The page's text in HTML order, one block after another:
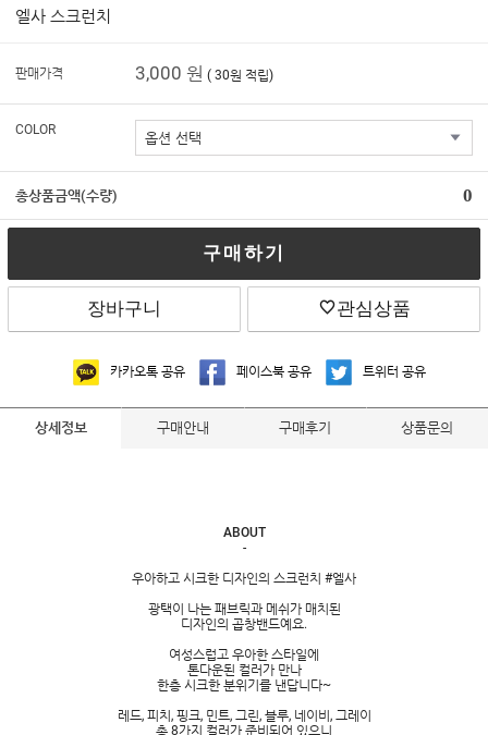
엘사 스크런치
판매가격 3,000 원 ( 30원 적립)
COLOR
총상품금액(수량) 0
구매하기
장바구니 관심상품
카카오톡 공유 페이스북 공유 트위터 공유
상세정보 구매안내 구매후기 상품문의
ABOUT
-
우아하고 시크한 디자인의 스크런치 #엘사
광택이 나는 패브릭과 메쉬가 매치된
디자인의 곱창밴드예요.
여성스럽고 우아한 스타일에
톤다운된 컬러가 만나
한층 시크한 분위기를 낸답니다~
레드, 피치, 핑크, 민트, 그린, 블루, 네이비, 그레이
총 8가지 컬러가 준비되어 있으니